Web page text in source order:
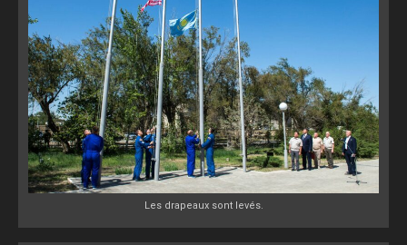
Les drapeaux sont levés.